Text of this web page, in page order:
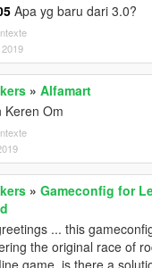
Apa yg baru dari 3.0?
» Alfamart
Keren Om
» Gameconfig for
... this
the original race of
game, is there a